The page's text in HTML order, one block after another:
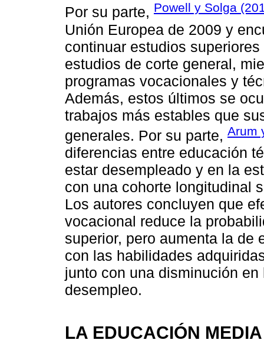
Por su parte, Powell y Solga
Unión Europea de 2009 y
continuar estudios
estudios de corte general,
programas vocacionales y
Además, estos últimos se
trabajos más estables que
generales. Por su parte, Arum
diferencias entre educación
estar desempleado y en la
con una cohorte longitudinal
Los autores concluyen que
vocacional reduce la
superior, pero aumenta la de
con las habilidades
junto con una disminución
desempleo.
LA EDUCACIÓN